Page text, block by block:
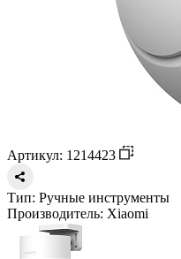
Артикул: 1214423
Тип: Ручные инструменты
Производитель: Xiaomi